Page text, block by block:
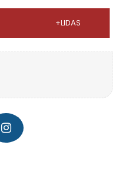
+LIDAS